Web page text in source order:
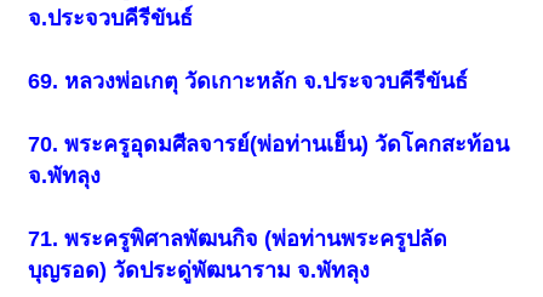
จ.ประจวบคีรีขันธ์
69. หลวงพ่อเกตุ วัดเกาะหลัก จ.ประจวบคีรีขันธ์
70. พระครูอุดมศีลจารย์(พ่อท่านเย็น) วัดโคกสะท้อน
จ.พัทลุง
71. พระครูพิศาลพัฒนกิจ (พ่อท่านพระครูปลัด
บุญรอด) วัดประดู่พัฒนาราม จ.พัทลุง